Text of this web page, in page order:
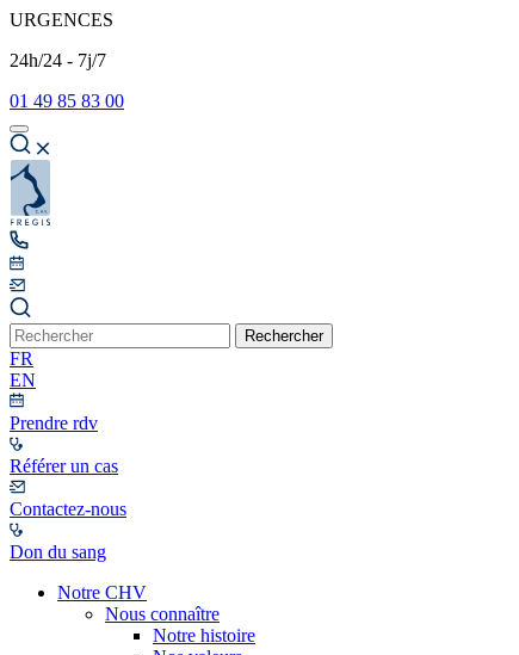
URGENCES
24h/24 - 7j/7
01 49 85 83 00
Rechercher
FR
EN
Prendre rdv
Référer un cas
Contactez-nous
Don du sang
Notre CHV
Nous connaître
Notre histoire